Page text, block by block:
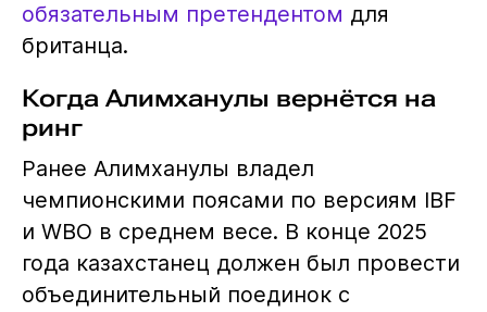
обязательным претендентом для
британца.
Когда Алимханулы вернётся на
ринг
Ранее Алимханулы владел
чемпионскими поясами по версиям IBF
и WBO в среднем весе. В конце 2025
года казахстанец должен был провести
объединительный поединок с